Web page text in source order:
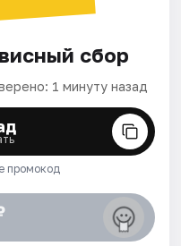
сбор
1 минуту назад
промокод